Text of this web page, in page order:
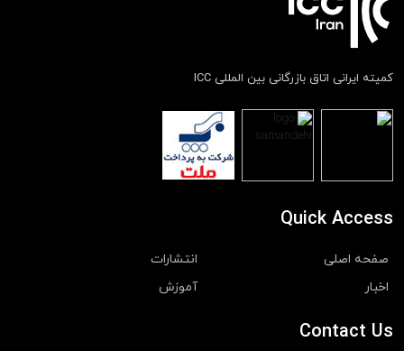
کمیته ایرانی اتاق بازرگانی بین المللی ICC
Quick Access
صفحه اصلی
انتشارات
اخبار
آموزش
Contact Us